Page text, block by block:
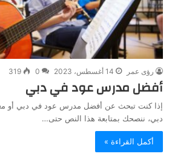
رؤى عمر 14 أغسطس، 2023 0
319
أفضل مدرس عود في دبي
إذا كنت تبحث عن أفضل مدرس عود في دبي أو
دبي، ننصحك بمتابعة هذا النص حتى…
أكمل القراءة »